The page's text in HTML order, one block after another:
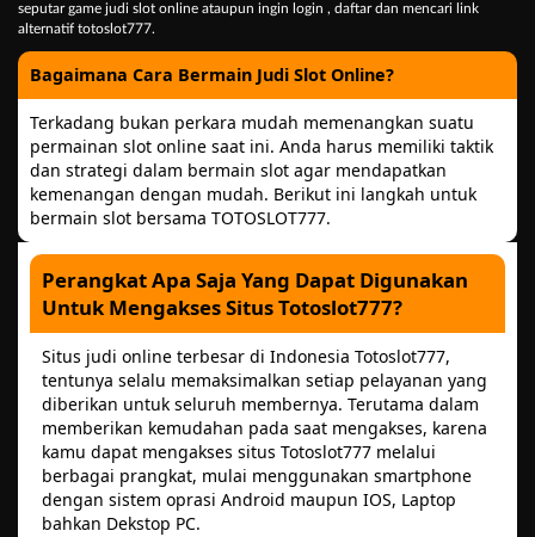
seputar game judi slot online ataupun ingin login , daftar dan mencari link
alternatif totoslot777.
Bagaimana Cara Bermain Judi Slot Online?
Terkadang bukan perkara mudah memenangkan suatu
permainan slot online saat ini. Anda harus memiliki taktik
dan strategi dalam bermain slot agar mendapatkan
kemenangan dengan mudah. Berikut ini langkah untuk
bermain slot bersama TOTOSLOT777.
Perangkat Apa Saja Yang Dapat Digunakan
Untuk Mengakses Situs Totoslot777?
Situs judi online terbesar di Indonesia Totoslot777,
tentunya selalu memaksimalkan setiap pelayanan yang
diberikan untuk seluruh membernya. Terutama dalam
memberikan kemudahan pada saat mengakses, karena
kamu dapat mengakses situs Totoslot777 melalui
berbagai prangkat, mulai menggunakan smartphone
dengan sistem oprasi Android maupun IOS, Laptop
bahkan Dekstop PC.